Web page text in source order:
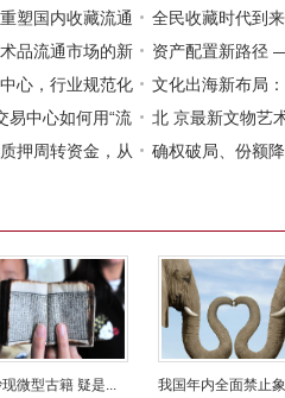
平台
塑国内收藏流通
全民收藏时代到
场庞大流量
品流通市场的新
资产配置新路径
资本实缴
心，行业规范化
文化出海新布局
中心共建中韩文
易中心如何用“流
？
北 京最新文物艺
艺术品交易全球
押周转资金，从
确权破局、份额
微型古籍 疑是... 我国年内全面禁止